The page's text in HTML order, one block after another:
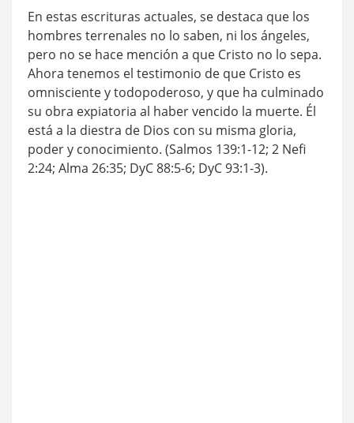
En estas escrituras actuales, se destaca que los
hombres terrenales no lo saben, ni los ángeles,
pero no se hace mención a que Cristo no lo sepa.
Ahora tenemos el testimonio de que Cristo es
omnisciente y todopoderoso, y que ha culminado
su obra expiatoria al haber vencido la muerte. Él
está a la diestra de Dios con su misma gloria,
poder y conocimiento. (Salmos 139:1-12; 2 Nefi
2:24; Alma 26:35; DyC 88:5-6; DyC 93:1-3).